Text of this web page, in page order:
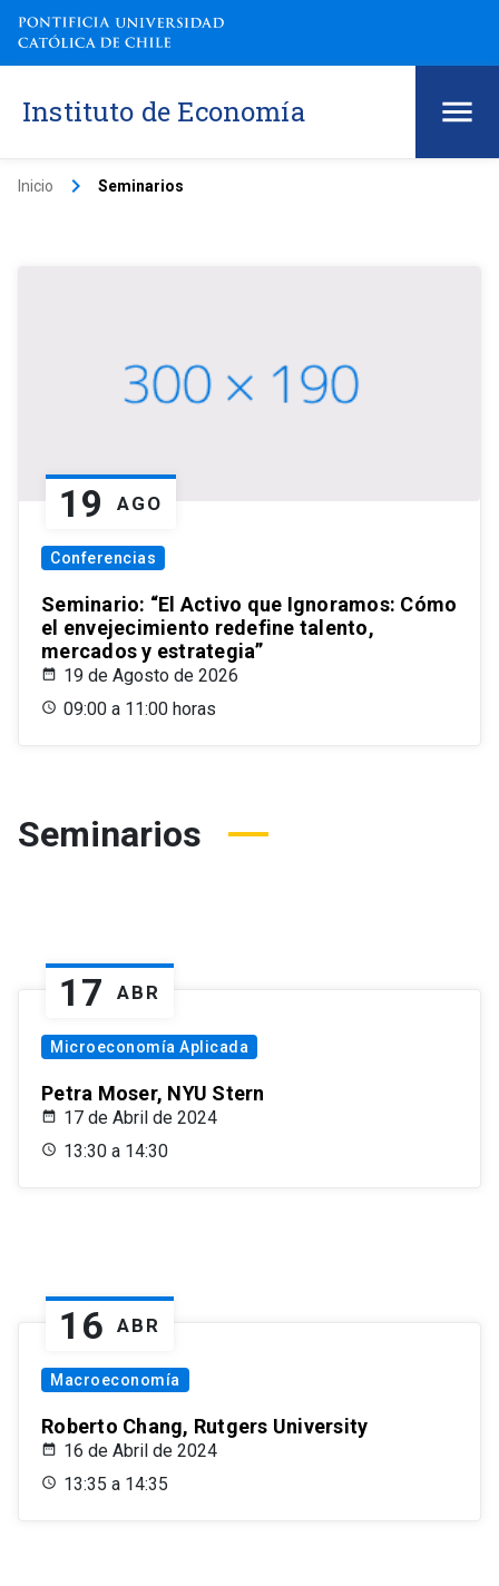
Instituto de Economía
Inicio keyboard_arrow_right Seminarios
19 AGO
Conferencias
Seminario: “El Activo que Ignoramos: Cómo
el envejecimiento redefine talento,
mercados y estrategia”
19 de Agosto de 2026
09:00 a 11:00 horas
Seminarios
17 ABR
Microeconomía Aplicada
Petra Moser, NYU Stern
17 de Abril de 2024
13:30 a 14:30
16 ABR
Macroeconomía
Roberto Chang, Rutgers University
16 de Abril de 2024
13:35 a 14:35